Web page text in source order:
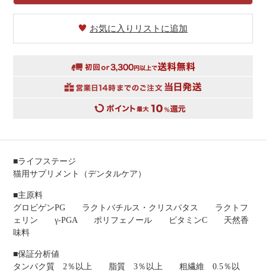
お気に入りリストに追加
■ライフステージ
猫用サプリメント（デンタルケア）
■主原料
グロビゲンPG ラクトバチルス・クリスパタス ラクトフ
ェリン γ-PGA ポリフェノール ビタミンC 天然香
味料
■保証分析値
タンパク質 2％以上 脂質 3％以上 粗繊維 0.5％以